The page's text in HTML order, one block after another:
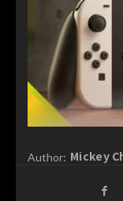
Author: Mickey